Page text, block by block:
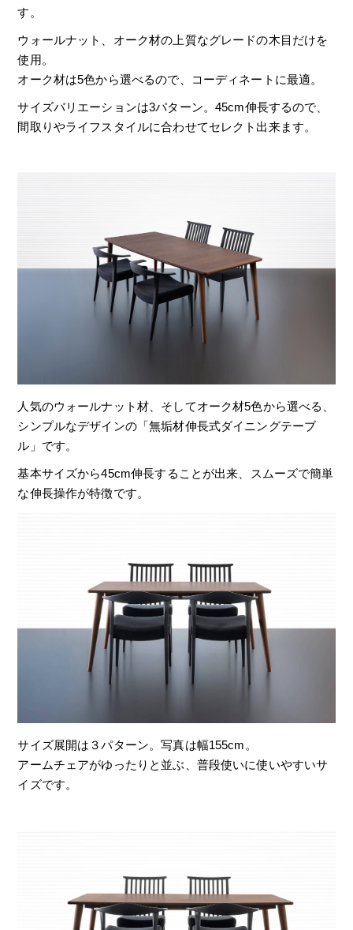
す。
ウォールナット、オーク材の上質なグレードの木目だけを
使用。
オーク材は5色から選べるので、コーディネートに最適。
サイズバリエーションは3パターン。45cm伸長するので、
間取りやライフスタイルに合わせてセレクト出来ます。
人気のウォールナット材、そしてオーク材5色から選べる、
シンプルなデザインの「無垢材伸長式ダイニングテーブ
ル」です。
基本サイズから45cm伸長することが出来、スムーズで簡単
な伸長操作が特徴です。
サイズ展開は３パターン。写真は幅155cm。
アームチェアがゆったりと並ぶ、普段使いに使いやすいサ
イズです。